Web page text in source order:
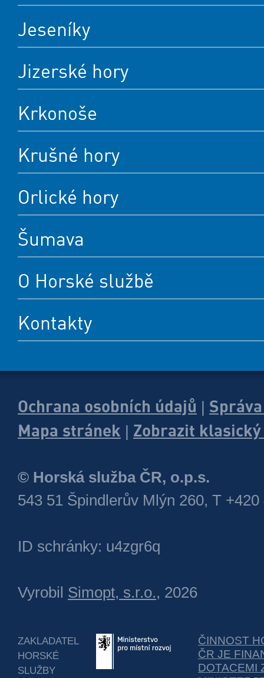
Jeseníky
Jizerské hory
Krkonoše
Krušné hory
Orlické hory
Šumava
O Horské službě
Kontakty
Ochrana osobních údajů
Mapa stránek
Zobrazit
© Horská služba ČR, o.p.s.
543 51 Špindlerův Mlýn 260, T +420
ID schránky: u4zgr6q
Vyrobil Simopt, s.r.o., 2026
ZAKLADATEL
HORSKÉ
SLUŽBY
ČINNOST
ČR JE
DOTACEMI